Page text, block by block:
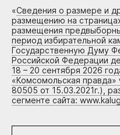
«Сведения о размере и
размещению на
размещения
период избирательной
Государственную Думу
Российской Федерации
18 – 20 сентября 2026
«Комсомольская
80505 от 15.03.2021г.),
сегменте сайта: